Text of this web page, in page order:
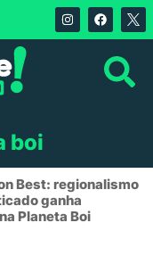
boi
Best: regionalismo
ganha
Planeta Boi